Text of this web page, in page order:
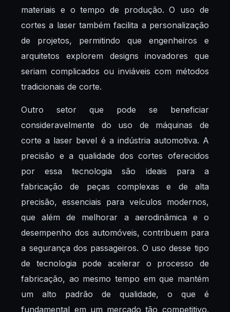
materiais e o tempo de produção. O uso de
cortes a laser também facilita a personalização
de projetos, permitindo que engenheiros e
arquitetos explorem designs inovadores que
seriam complicados ou inviáveis com métodos
tradicionais de corte.
Outro setor que pode se beneficiar
consideravelmente do uso de máquinas de
corte a laser bevel é a indústria automotiva. A
precisão e a qualidade dos cortes oferecidos
por essa tecnologia são ideais para a
fabricação de peças complexas e de alta
precisão, essenciais para veículos modernos,
que além de melhorar a aerodinâmica e o
desempenho dos automóveis, contribuem para
a segurança dos passageiros. O uso desse tipo
de tecnologia pode acelerar o processo de
fabricação, ao mesmo tempo em que mantém
um alto padrão de qualidade, o que é
fundamental em um mercado tão competitivo.